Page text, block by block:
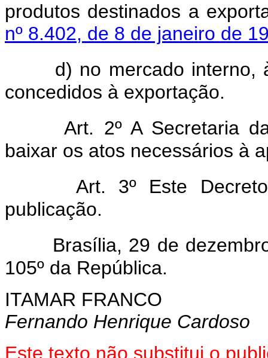
produtos destinados a
nº 8.402, de 8 de janeiro de
d) no mercado interno,
concedidos à exportação.
Art. 2º A Secretaria
baixar os atos necessários à
Art. 3º Este
publicação.
Brasília, 29 de
105º da República.
ITAMAR FRANCO
Fernando Henrique Cardoso
Este texto não substitui o